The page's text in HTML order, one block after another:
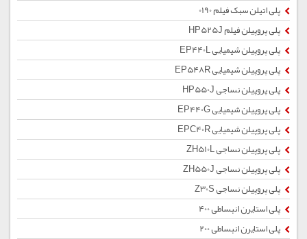
پلی اتیلن سبک فیلم 0190
پلی پروپیلن فیلم HP525J
پلی پروپیلن شیمیایی EP440L
پلی پروپیلن شیمیایی EP548R
پلی پروپیلن نساجی HP550J
پلی پروپیلن شیمیایی EP440G
پلی پروپیلن شیمیایی EPC40R
پلی پروپیلن نساجی ZH510L
پلی پروپیلن نساجی ZH550J
پلی پروپیلن نساجی Z30S
پلی استایرن انبساطی 400
پلی استایرن انبساطی 200